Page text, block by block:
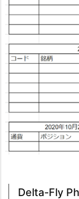
Delta-Fly